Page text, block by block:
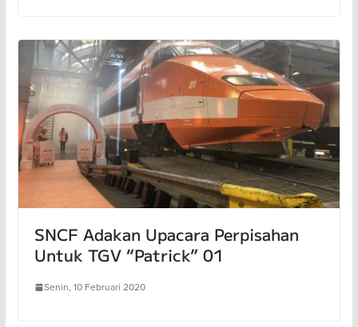
SNCF Adakan Upacara Perpisahan
Untuk TGV “Patrick” 01
Senin, 10 Februari 2020